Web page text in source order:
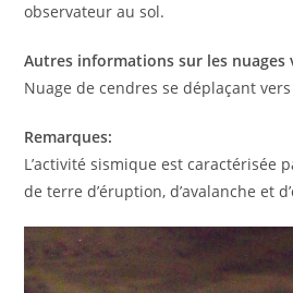
observateur au sol.
Autres informations sur les nuages
Nuage de cendres se déplaçant
Remarques:
L’activité sismique est caractérisée
de terre d’éruption, d’avalanche et